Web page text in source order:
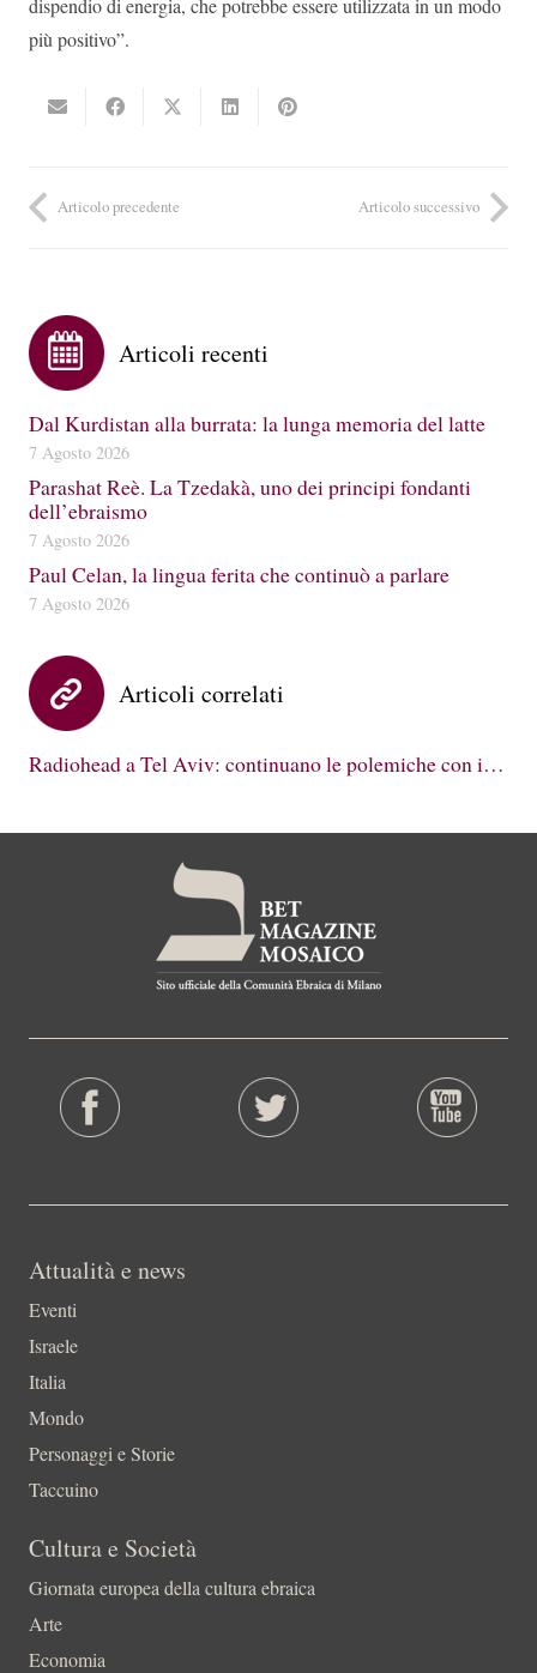
dispendio di energia, che potrebbe essere utilizzata in un modo
più positivo”.
Articolo precedente Articolo successivo
Articoli recenti
Dal Kurdistan alla burrata: la lunga memoria del latte
7 Agosto 2026
Parashat Reè. La Tzedakà, uno dei principi fondanti
dell’ebraismo
7 Agosto 2026
Paul Celan, la lingua ferita che continuò a parlare
7 Agosto 2026
Articoli correlati
Radiohead a Tel Aviv: continuano le polemiche con i…
Attualità e news
Eventi
Israele
Italia
Mondo
Personaggi e Storie
Taccuino
Cultura e Società
Giornata europea della cultura ebraica
Arte
Economia